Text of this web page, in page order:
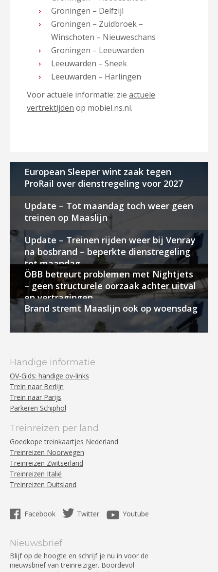
Groningen – Delfzijl
Groningen – Zuidbroek –
Winschoten – Nieuweschans
Groningen – Leeuwarden
Leeuwarden – Sneek
Leeuwarden – Harlingen
Voor actuele informatie: zie actuele
vertrektijden op mobiel.ns.nl.
European Sleeper wint zaak tegen
ProRail over dienstregeling voor 2027
Update – Tot maandag toch weer geen
treinen op Maaslijn
Update – Treinen rijden weer bij Venray
na bosbrand – beperkte dienstregeling
tot maandag
ÖBB betreurt problemen met Nightjets
– geen structurele oorzaak achter uitval
en vertragingen
Brand stremt Maaslijn ook op woensdag
Handige informatie
OV-Gids: handige ov-links
Trein naar Berlijn
Trein naar Parijs
Parkeren Schiphol
Treinreizen per land
Goedkope treinkaartjes Nederland
Treinreizen Noorwegen
Treinreizen Zwitserland
Treinreizen Italië
Treinreizen Duitsland
Facebook Twitter Youtube
Nieuwsbrief
Blijf op de hoogte en schrijf je nu in voor de
nieuwsbrief van treinreiziger. Boordevol